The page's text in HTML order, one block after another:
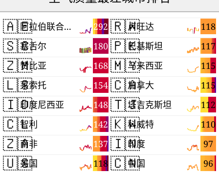
🇦🇪 292
阿拉伯联合酋长国
🇸🇨 180
塞舌尔
🇿🇲 168
赞比亚
🇱🇸 154
莱索托
🇮🇩 148
印度尼西亚
🇨🇱 142
智利
🇿🇦 137
南非
🇺🇸 118
美国
🇷🇼 118
卢旺达
🇵🇰 117
巴基斯坦
🇲🇾 115
马来西亚
🇨🇦 115
加拿大
🇹🇯 112
塔吉克斯坦
🇰🇼 110
科威特
🇮🇳 97
印度
🇨🇳 96
中国